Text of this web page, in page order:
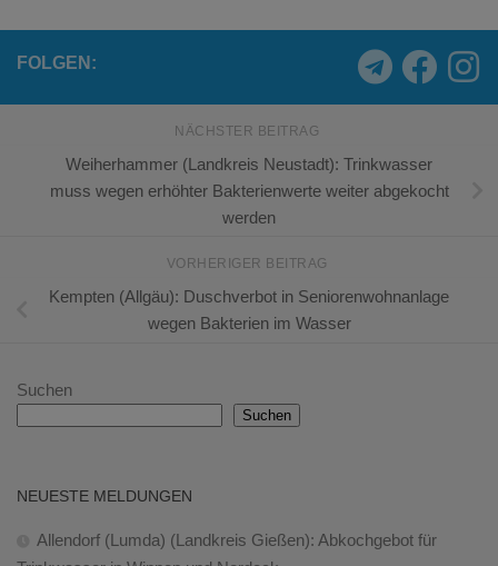
FOLGEN:
NÄCHSTER BEITRAG
Weiherhammer (Landkreis Neustadt): Trinkwasser
muss wegen erhöhter Bakterienwerte weiter abgekocht
werden
VORHERIGER BEITRAG
Kempten (Allgäu): Duschverbot in Seniorenwohnanlage
wegen Bakterien im Wasser
Suchen
Suchen
NEUESTE MELDUNGEN
Allendorf (Lumda) (Landkreis Gießen): Abkochgebot für